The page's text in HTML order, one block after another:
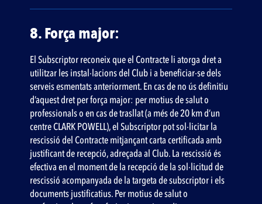
8. Força major:
El Subscriptor reconeix que el Contracte li atorga dret a
utilitzar les instal·lacions del Club i a beneficiar-se dels
serveis esmentats anteriorment. En cas de no ús definitiu
d’aquest dret per força major: per motius de salut o
professionals o en cas de trasllat (a més de 20 km d’un
centre CLARK POWELL), el Subscriptor pot sol·licitar la
rescissió del Contracte mitjançant carta certificada amb
justificant de recepció, adreçada al Club. La rescissió és
efectiva en el moment de la recepció de la sol·licitud de
rescissió acompanyada de la targeta de subscriptor i els
documents justificatius. Per motius de salut o